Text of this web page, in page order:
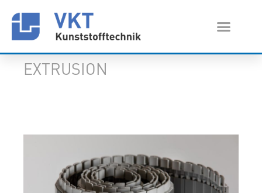
EXTRUSION